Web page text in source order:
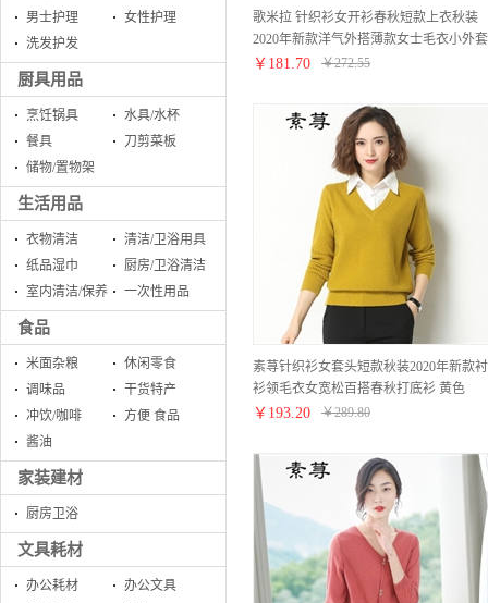
男士护理
女性护理
洗发护发
厨具用品
烹饪锅具
水具/水杯
餐具
刀剪菜板
储物/置物架
生活用品
衣物清洁
清洁/卫浴用具
纸品湿巾
厨房/卫浴清洁
室内清洁/保养
一次性用品
食品
米面杂粮
休闲零食
调味品
干货特产
冲饮/咖啡
方便 食品
酱油
家装建材
厨房卫浴
文具耗材
办公耗材
办公文具
歌米拉 针织衫女开衫春秋短款上衣秋装
2020年新款洋气外搭薄款女士毛衣小外套
灰燕麦 M
￥ 181.70 ￥272.55
素荨针织衫女套头短款秋装2020年新款衬
衫领毛衣女宽松百搭春秋打底衫 黄色
15102 M
￥ 193.20 ￥289.80